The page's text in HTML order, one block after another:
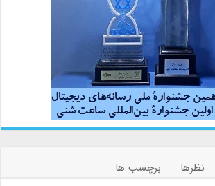
نظرها
برچسب ها